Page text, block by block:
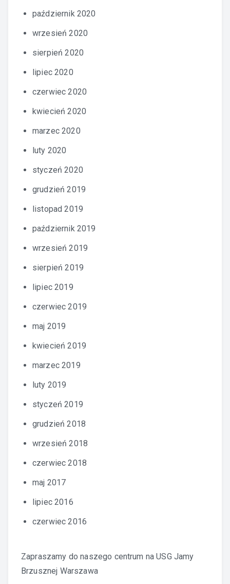
październik 2020
wrzesień 2020
sierpień 2020
lipiec 2020
czerwiec 2020
kwiecień 2020
marzec 2020
luty 2020
styczeń 2020
grudzień 2019
listopad 2019
październik 2019
wrzesień 2019
sierpień 2019
lipiec 2019
czerwiec 2019
maj 2019
kwiecień 2019
marzec 2019
luty 2019
styczeń 2019
grudzień 2018
wrzesień 2018
czerwiec 2018
maj 2017
lipiec 2016
czerwiec 2016
Zapraszamy do naszego centrum naUSG Jamy
Brzusznej Warszawa